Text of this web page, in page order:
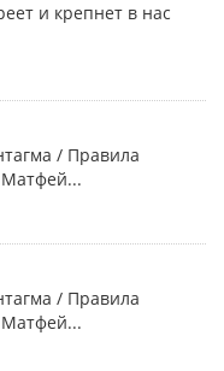
и крепнет в нас
/ Правила
/ Правила